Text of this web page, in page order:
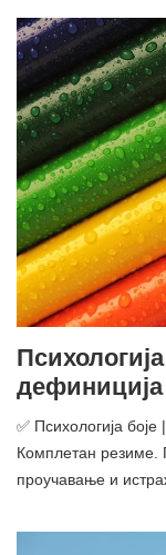
✅ Психологија
Комплетан резиме.
проучавање и